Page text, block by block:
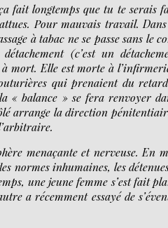
fait longtemps que tu te serais
Pour mauvais travail.
à tabac ne se passe sans
(c’est un
mort. Elle est morte à
qui prenaient du
« balance » se fera renvoyer
arrange la direction
menaçante et nerveuse. En
normes inhumaines, les
une jeune femme s’est fait
a récemment essayé de